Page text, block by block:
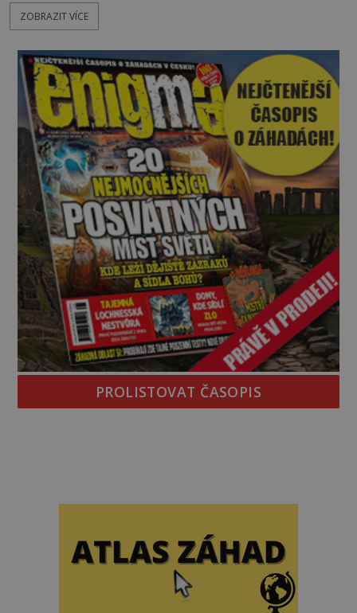
nenápadným symbolem magické ochrany lze
nebo Leonarda DiCapria. Na Blízkém východě a v
židovských komunitách po celém světě, je
ZOBRAZIT VÍCE
PROLISTOVAT ČASOPIS